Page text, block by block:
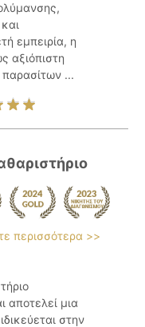
εμπειρία, η
αξιόπιστη
παρασίτων ...
περισσότερα >>
αποτελεί μια
στην